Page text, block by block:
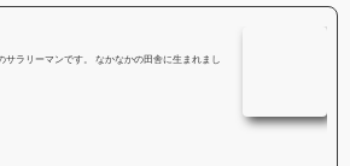
サラリーマンです。 なかなかの田舎に生まれまし